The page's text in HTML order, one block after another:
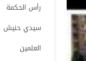
رأس الحكمة
سيدي حنيش
العلمين